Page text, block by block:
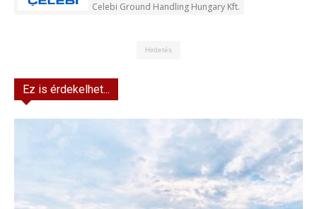
Celebi Ground Handling Hungary Kft.
Hirdetés
Ez is érdekelhet...